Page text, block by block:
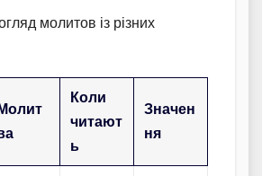
молитов із різних
Молит
Коли
читают
ь
Значен
ня